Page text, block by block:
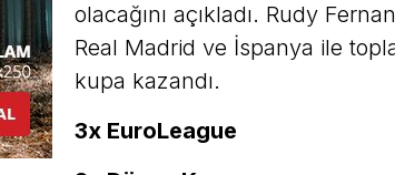
olacağını açıkladı. Rudy
Real Madrid ve İspanya ile
kupa kazandı.
3x EuroLeague